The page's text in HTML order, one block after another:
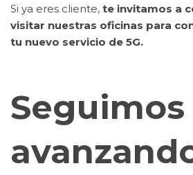
Si ya eres cliente, te invitamos a
visitar nuestras oficinas para
tu nuevo servicio de 5G.
Seguimos